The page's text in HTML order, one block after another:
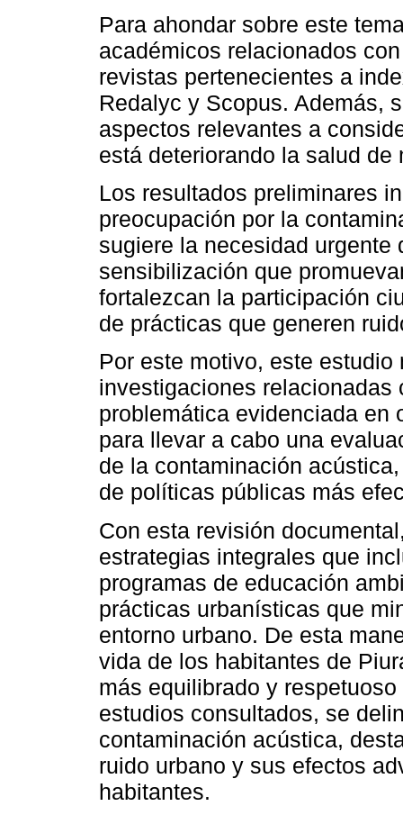
Para ahondar sobre este
académicos relacionados
revistas pertenecientes a
Redalyc y Scopus. Además,
aspectos relevantes a
está deteriorando la salud
Los resultados preliminares
preocupación por la
sugiere la necesidad
sensibilización que
fortalezcan la participación
de prácticas que generen
Por este motivo, este
investigaciones
problemática evidenciada en
para llevar a cabo una
de la contaminación
de políticas públicas más
Con esta revisión
estrategias integrales que
programas de educación
prácticas urbanísticas que
entorno urbano. De esta
vida de los habitantes de
más equilibrado y
estudios consultados, se
contaminación acústica,
ruido urbano y sus efectos
habitantes.